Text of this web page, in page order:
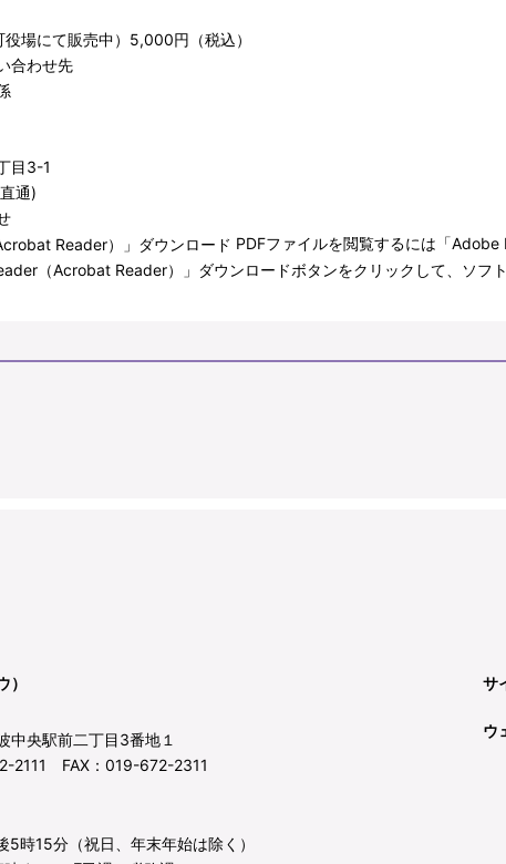
場にて販売中）5,000円（税込）
合わせ先
目3-1
通)
PDFファイルを閲覧するには「
（Acrobat Reader）」ダウンロードボタンをクリックして、ソフ
中央駅前二丁目3番地１
2111 FAX：019-672-2311
時15分（祝日、年末年始は除く）
サ
ウ